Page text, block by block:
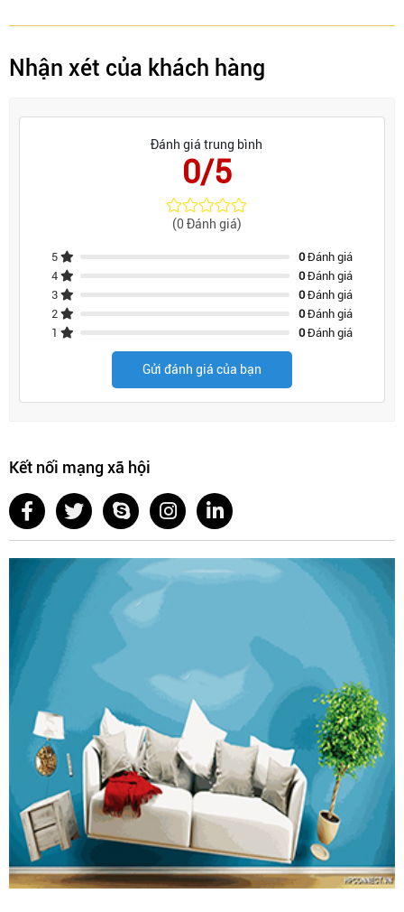
Nhận xét của khách hàng
Đánh giá trung bình
0/5
(0 Đánh giá)
5 0Đánh giá
4
0Đánh giá
3
0Đánh giá
2
0Đánh giá
1
0Đánh giá
Gửi đánh giá của bạn
Kết nối mạng xã hội